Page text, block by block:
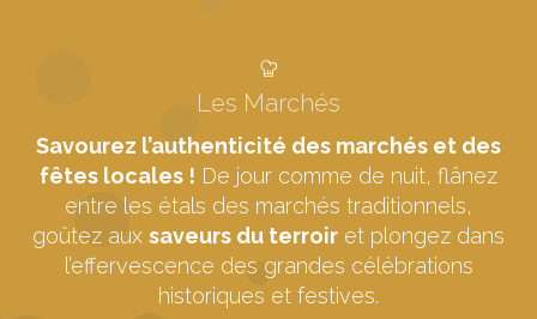
Les Marchés
Savourez l’authenticité des marchés et des
fêtes locales ! De jour comme de nuit, flânez
entre les étals des marchés traditionnels,
goûtez aux saveurs du terroir et plongez dans
l’effervescence des grandes célébrations
historiques et festives.